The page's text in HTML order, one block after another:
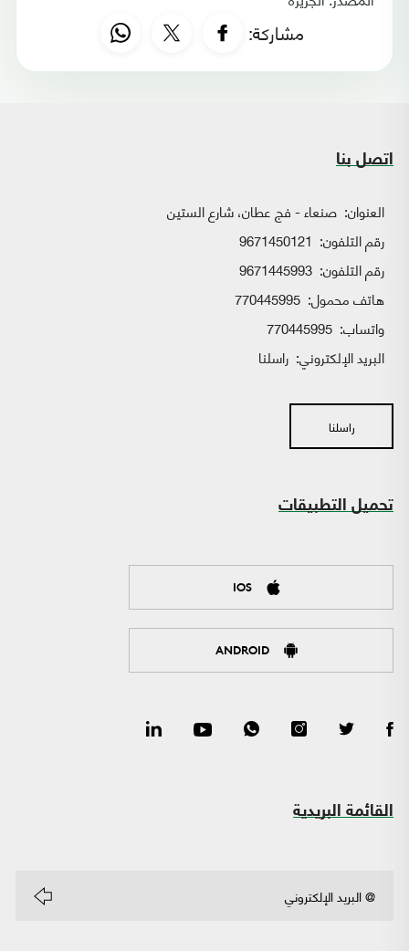
مشاركة:
اتصل بنا
العنوان: صنعاء - فج عطان، شارع الستين
رقم التلفون: 9671450121
رقم التلفون: 9671445993
هاتف محمول: 770445995
واتساب:
البريد الإلكتروني: راسلنا
راسلنا
تحميل التطبيقات
IOS
ANDROID
القائمة البريدية